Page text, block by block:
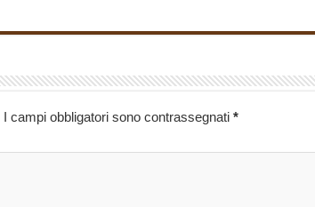
I campi obbligatori sono contrassegnati *